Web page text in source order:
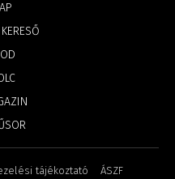
tájékoztató
ÁSZF